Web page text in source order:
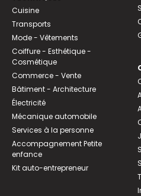
Cuisine
Transports
Mode - Vêtements
Coiffure - Esthétique -
Cosmétique
Commerce - Vente
Bâtiment - Architecture
Électricité
Mécanique automobile
Services à la personne
Accompagnement Petite
enfance
Kit auto-entrepreneur